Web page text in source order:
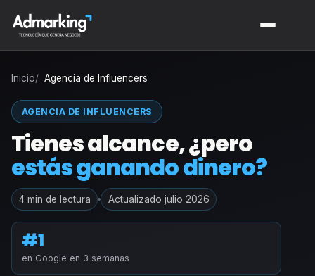
Inicio Agencia de Influencers
AGENCIA DE INFLUENCERS
Tienes alcance, ¿pero
estás ganando dinero?
4 min de lectura Actualizado julio 2026
#1
en Google en 3 semanas